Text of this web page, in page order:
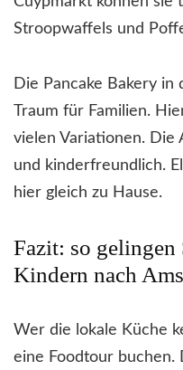
Stroopwaffels und
Die Pancake Bakery
Traum für Familien.
vielen Variationen. Die
und kinderfreundlich.
hier gleich zu Hause.
Fazit: so gelingen
Kindern nach
Wer die lokale Küche
eine Foodtour buchen.